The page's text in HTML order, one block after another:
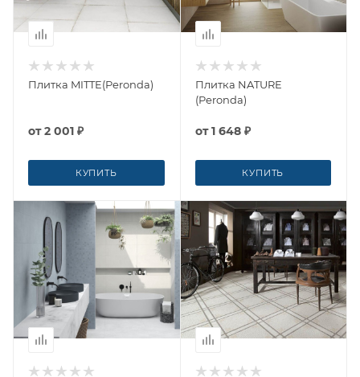
Плитка MITTE(Peronda)
от2 001 ₽
КУПИТЬ
Плитка NATURE
(Peronda)
от1 648 ₽
КУПИТЬ